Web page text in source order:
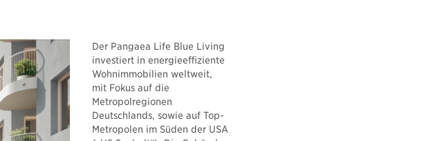
Der Pangaea Life Blue Living
investiert in energieeffiziente
Wohnimmobilien weltweit,
mit Fokus auf die
Metropolregionen
Deutschlands, sowie auf Top-
Metropolen im Süden der USA